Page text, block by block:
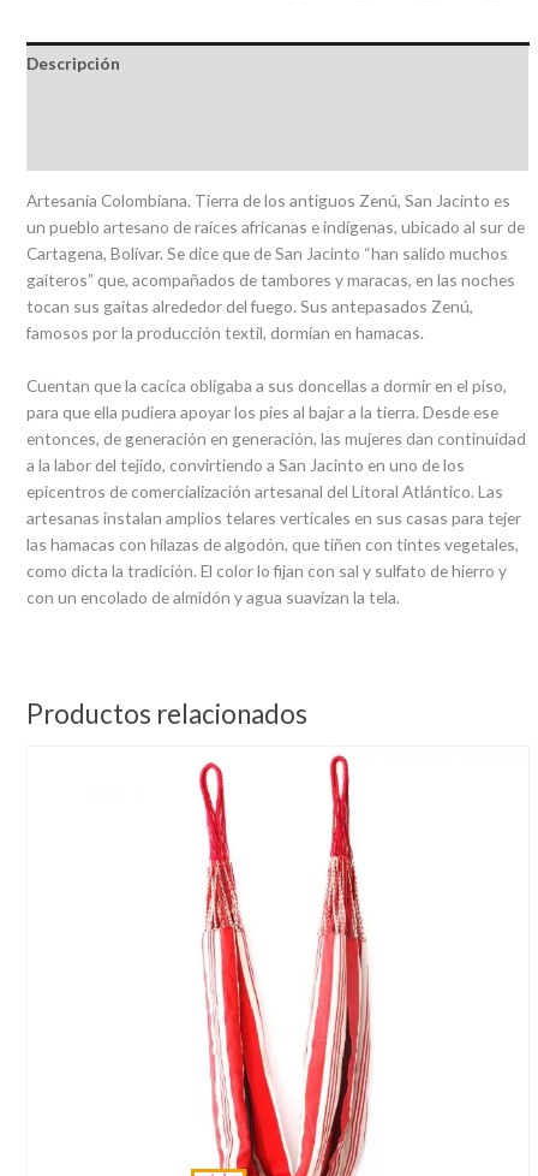
Descripción
Artesanía Colombiana. Tierra de los antiguos Zenú, San Jacinto es
un pueblo artesano de raíces africanas e indígenas, ubicado al sur de
Cartagena, Bolívar. Se dice que de San Jacinto “han salido muchos
gaiteros” que, acompañados de tambores y maracas, en las noches
tocan sus gaitas alrededor del fuego. Sus antepasados Zenú,
famosos por la producción textil, dormían en hamacas.
Cuentan que la cacica obligaba a sus doncellas a dormir en el piso,
para que ella pudiera apoyar los pies al bajar a la tierra. Desde ese
entonces, de generación en generación, las mujeres dan continuidad
a la labor del tejido, convirtiendo a San Jacinto en uno de los
epicentros de comercialización artesanal del Litoral Atlántico. Las
artesanas instalan amplios telares verticales en sus casas para tejer
las hamacas con hilazas de algodón, que tiñen con tintes vegetales,
como dicta la tradición. El color lo fijan con sal y sulfato de hierro y
con un encolado de almidón y agua suavizan la tela.
Productos relacionados